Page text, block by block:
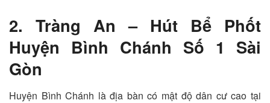
2. Tràng An – Hút Bể Phốt
Huyện Bình Chánh Số 1 Sài
Gòn
Huyện Bình Chánh là địa bàn có mật độ dân cư cao tại